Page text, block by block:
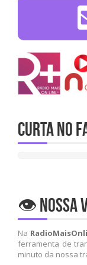
Curta no
👁️ Nossa
Na
ferramenta de
minuto da nossa